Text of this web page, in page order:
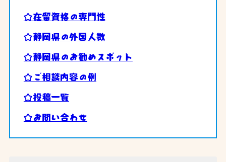
☆在留資格の専門性
☆静岡県の外国人数
☆静岡県のお勧めスポット
☆ご相談内容の例
☆投稿一覧
☆お問い合わせ